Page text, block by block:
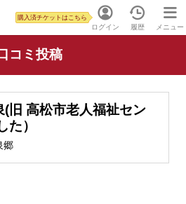
ログイン
購入済チケットはこちら
履歴 メニュー
コミ投稿
旧 高松市老人福祉セン
た）
郷